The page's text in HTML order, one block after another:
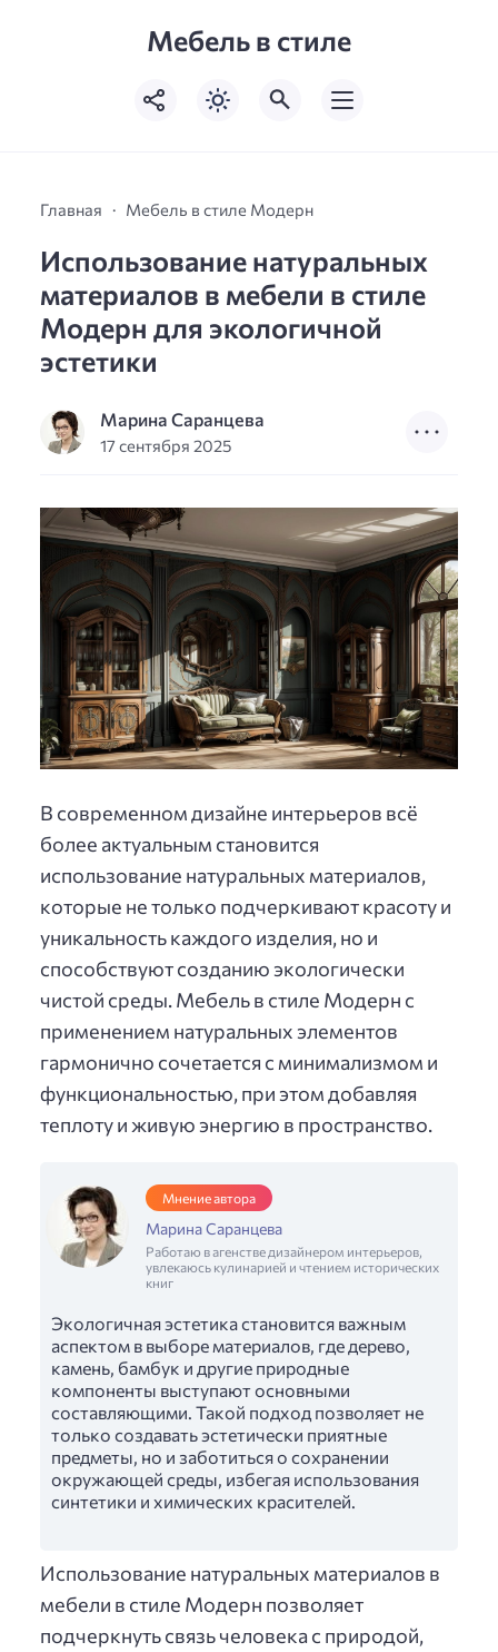
Мебель в стиле
Главная Мебель в стиле Модерн
Использование натуральных
материалов в мебели в стиле
Модерн для экологичной
эстетики
Марина Саранцева
17 сентября 2025
В современном дизайне интерьеров всё
более актуальным становится
использование натуральных материалов,
которые не только подчеркивают красоту и
уникальность каждого изделия, но и
способствуют созданию экологически
чистой среды. Мебель в стиле Модерн с
применением натуральных элементов
гармонично сочетается с минимализмом и
функциональностью, при этом добавляя
теплоту и живую энергию в пространство.
Мнение автора
Марина Саранцева
Работаю в агенстве дизайнером интерьеров,
увлекаюсь кулинарией и чтением исторических
книг
Экологичная эстетика становится важным
аспектом в выборе материалов, где дерево,
камень, бамбук и другие природные
компоненты выступают основными
составляющими. Такой подход позволяет не
только создавать эстетически приятные
предметы, но и заботиться о сохранении
окружающей среды, избегая использования
синтетики и химических красителей.
Использование натуральных материалов в
мебели в стиле Модерн позволяет
подчеркнуть связь человека с природой,